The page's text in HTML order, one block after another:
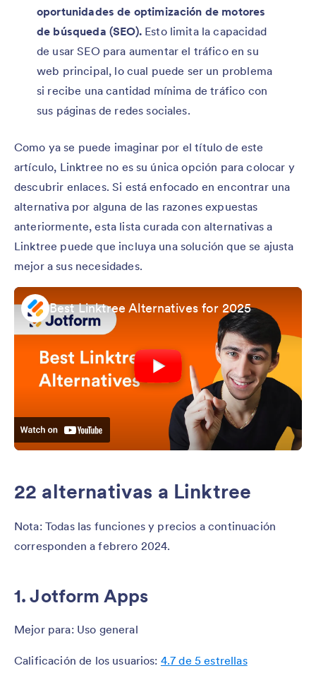
oportunidades de optimización de motores
de búsqueda (SEO).Esto limita la capacidad
de usar SEO para aumentar el tráfico en su
web principal, lo cual puede ser un problema
si recibe una cantidad mínima de tráfico con
sus páginas de redes sociales.
Como ya se puede imaginar por el título de este
artículo, Linktree no es su única opción para colocar y
descubrir enlaces. Si está enfocado en encontrar una
alternativa por alguna de las razones expuestas
anteriormente, esta lista curada con alternativas a
Linktree puede que incluya una solución que se ajusta
mejor a sus necesidades.
Best Linktree Alternatives for 2025
22 alternativas a Linktree
Nota: Todas las funciones y precios a continuación
corresponden a febrero 2024.
1. Jotform Apps
Mejor para: Uso general
Calificación de los usuarios: 4.7 de 5 estrellas